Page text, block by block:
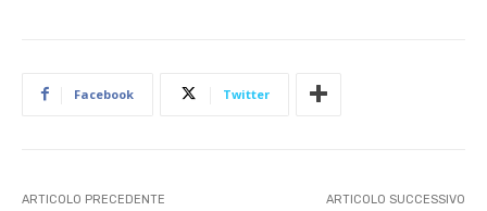
Facebook Twitter
ARTICOLO PRECEDENTE ARTICOLO SUCCESSIVO